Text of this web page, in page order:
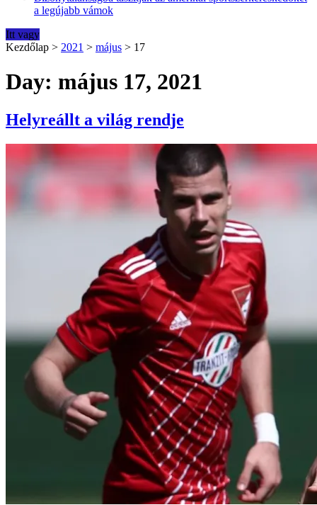
a legújabb vámok
Itt vagy
Kezdőlap > 2021 > május > 17
Day: május 17, 2021
Helyreállt a világ rendje